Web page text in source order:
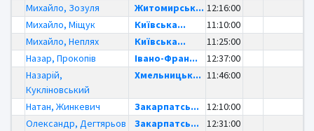
Михайло, Зозуля
Житомирськ... 12:16:00
Михайло, Міщук
Київська...
11:10:00
Михайло, Неплях
Київська...
11:25:00
Назар, Прокопів
Івано-Фран...
12:37:00
Назарій,
Кукліновський
Хмельницьк... 11:46:00
Натан, Жинкевич Закарпатсь...
12:10:00
Олександр, Дегтярьов
Закарпатсь...
12:31:00